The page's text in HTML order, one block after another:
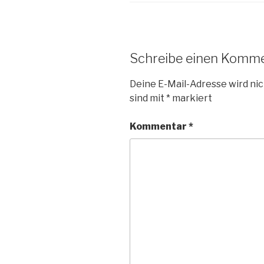
Schreibe einen
Deine E-Mail-Adresse wird
sind mit * markiert
Kommentar *